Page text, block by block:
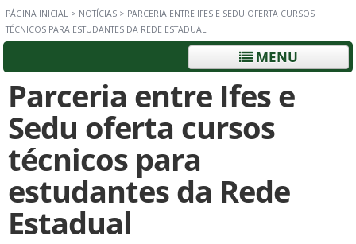
PÁGINA INICIAL > NOTÍCIAS > PARCERIA ENTRE IFES E SEDU OFERTA CURSOS
TÉCNICOS PARA ESTUDANTES DA REDE ESTADUAL
MENU
Parceria entre Ifes e
Sedu oferta cursos
técnicos para
estudantes da Rede
Estadual